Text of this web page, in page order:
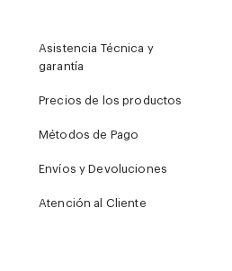
Asistencia Técnica y
garantía
Precios de los productos
Métodos de Pago
Envíos y Devoluciones
Atención al Cliente